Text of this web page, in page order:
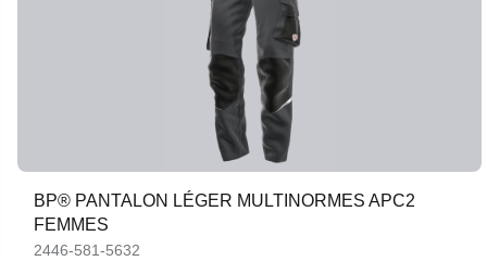
BP® PANTALON LÉGER MULTINORMES APC2
FEMMES
2446-581-5632